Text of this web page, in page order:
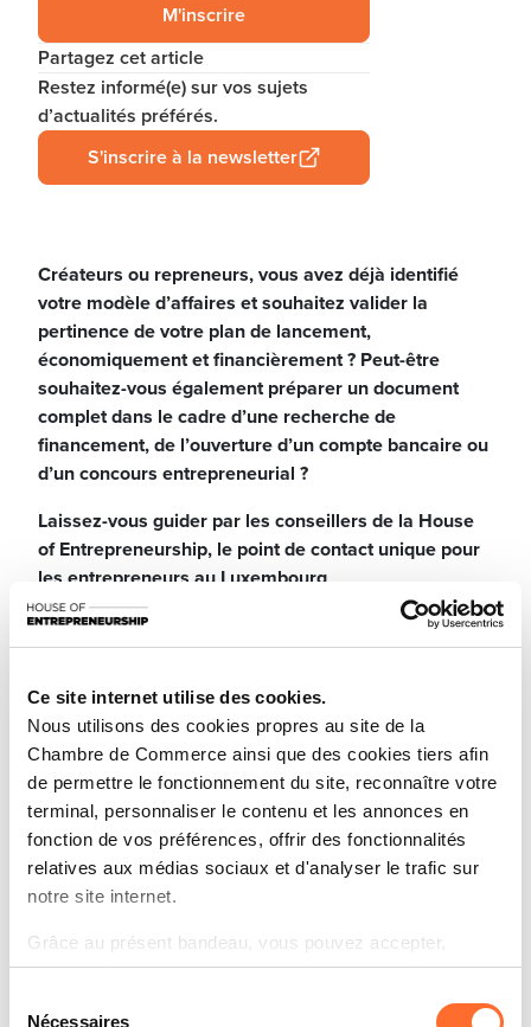
Ce site internet utilise des cookies.
Nous utilisons des cookies propres au site de la
Chambre de Commerce ainsi que des cookies tiers afin
de permettre le fonctionnement du site, reconnaître votre
terminal, personnaliser le contenu et les annonces en
fonction de vos préférences, offrir des fonctionnalités
relatives aux médias sociaux et d'analyser le trafic sur
notre site internet.
Grâce au présent bandeau, vous pouvez accepter,
refuser ou configurer les cookies selon vos préférences,
à l’exception des cookies strictement nécessaires au
Nécessaires
M'inscrire
Partagez cet article
Restez informé(e) sur vos sujets
d’actualités préférés.
S'inscrire à la newsletter
Créateurs ou repreneurs, vous avez déjà identifié
votre modèle d’affaires et souhaitez valider la
pertinence de votre plan de lancement,
économiquement et financièrement ? Peut-être
souhaitez-vous également préparer un document
complet dans le cadre d’une recherche de
financement, de l’ouverture d’un compte bancaire ou
d’un concours entrepreneurial ?
Laissez-vous guider par les conseillers de la House
of Entrepreneurship, le point de contact unique pour
les entrepreneurs au Luxembourg
Participez à notre prochaine session dédiée aux
fondamentaux du Business Plan et du Plan financier.
pour développer un plan solide et élaborer une
stratégie financière efficace pour votre entreprise, à
travers un tutoriel divisé en 2 parties, suivi d’une
session de questions-réponses en direct.
Voici un aperçu des thématiques abordées.
Première partie : Business Plan
Pourquoi rédiger un business plan ?